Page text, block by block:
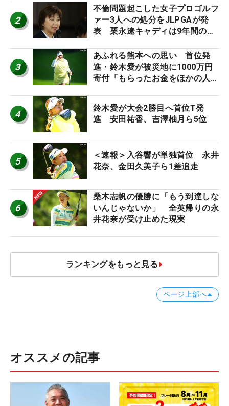
2
不倫問題起こした女子プロゴルフ
ァー3人への処分をJLPGAが発
表 栗永遼キャディは9年間の立
3
あふれる熊本への思い 首位発
進・鈴木愛が被災地に1000万円
寄付「もらったお金をほかの人
4
鈴木愛が大会2勝目へ首位T発
進 安田祐香、吉澤柚月ら5位
5
＜速報＞入谷響が単独首位 永井
花奈、金田久美子ら1差追走
6
桑木志帆の優勝に「もう到達しな
いんじゃないか」 全英帰りの永
井花奈が受け止めた現実
ランキングをもっと見る
ページ上部へ
オススメの記事